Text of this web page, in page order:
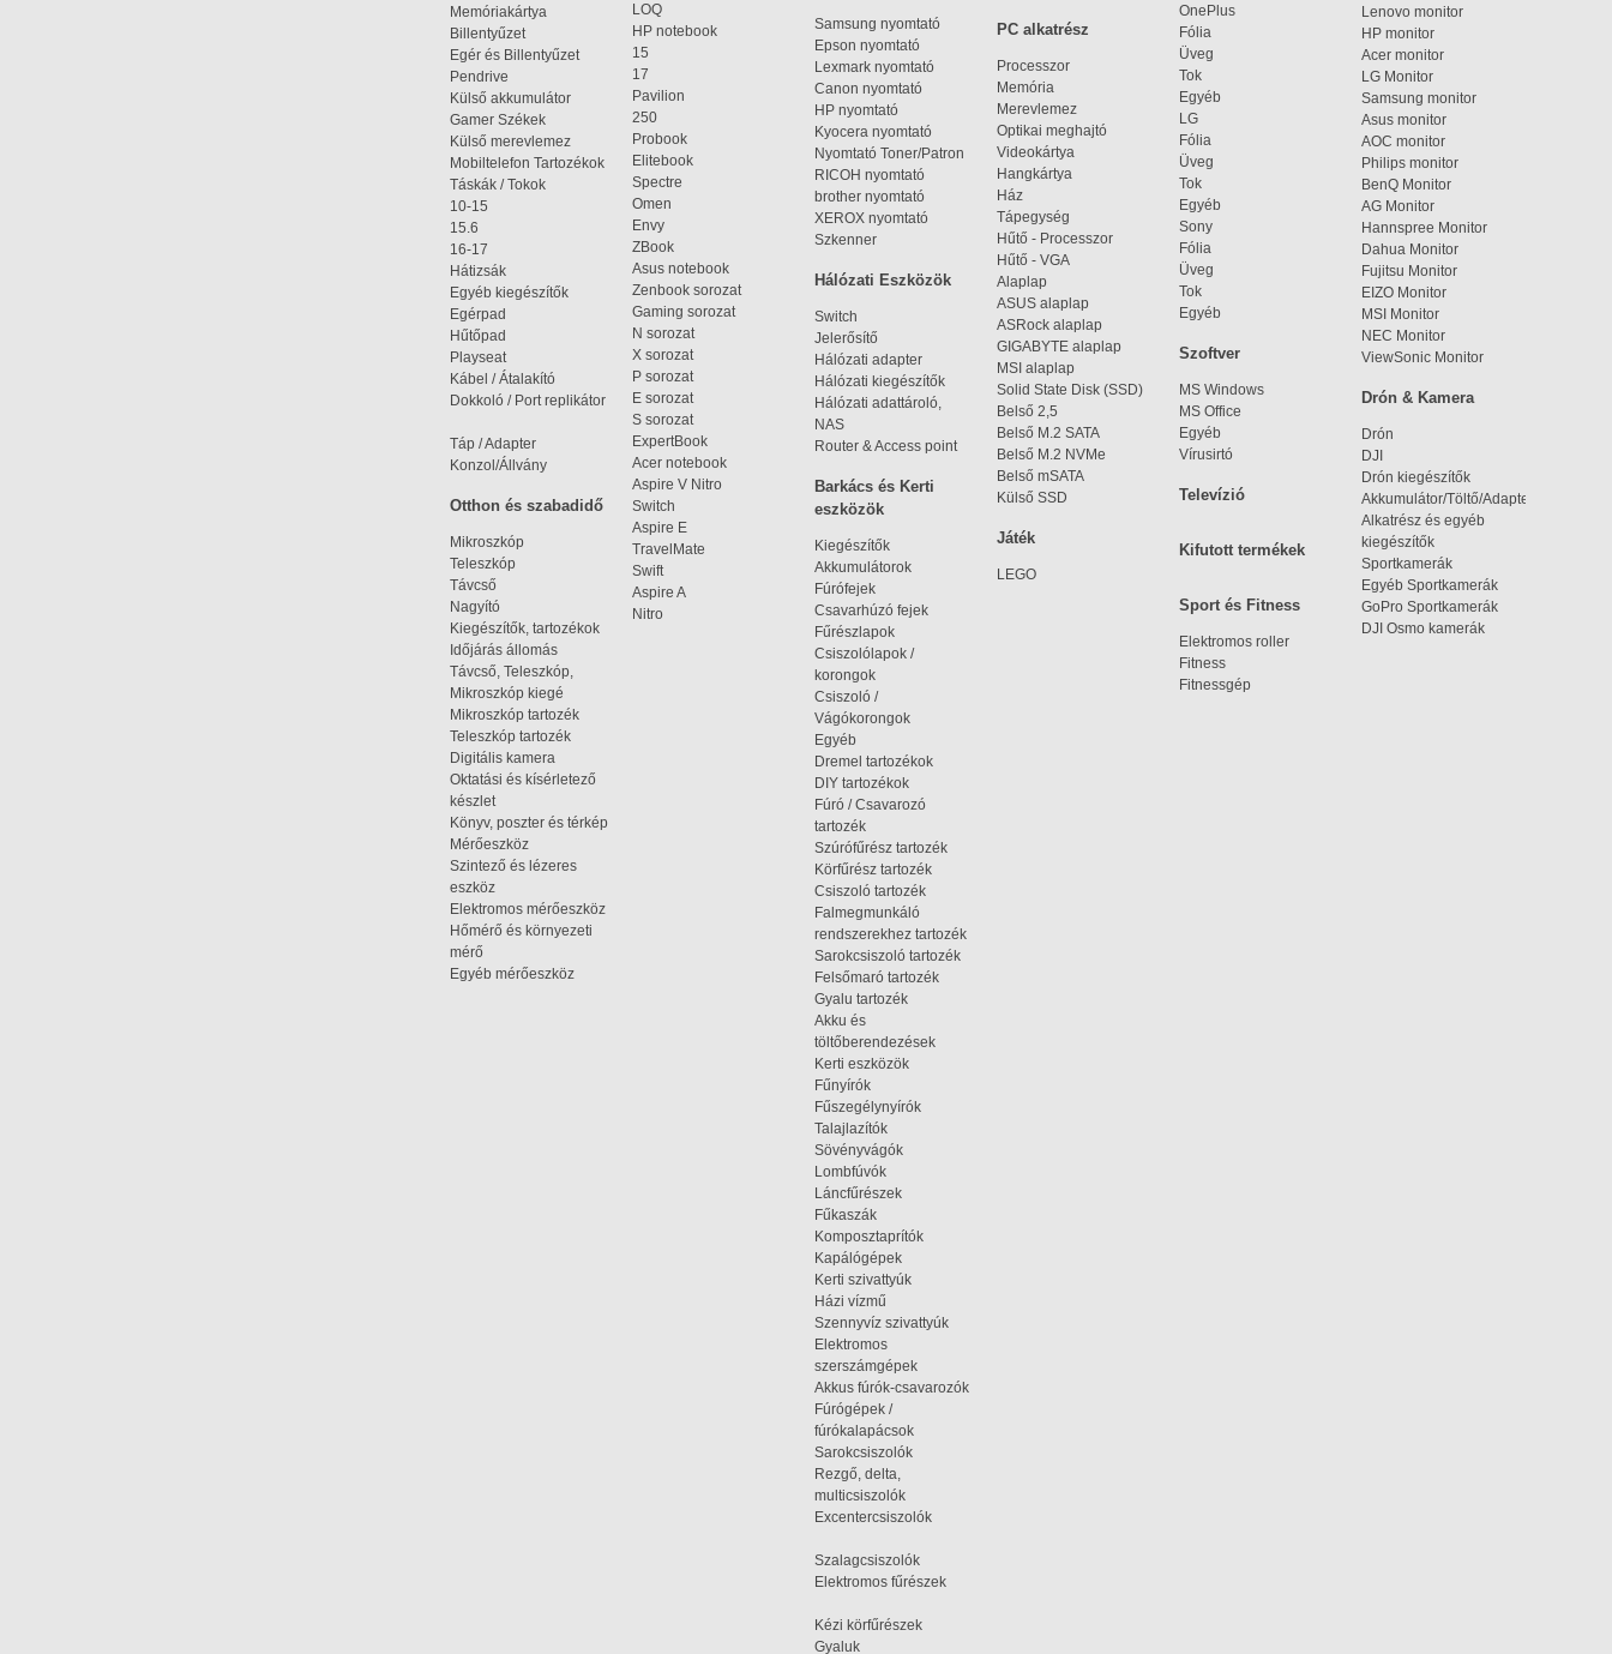
LOQ
HP notebook
15
17
Pavilion
250
Probook
Elitebook
Spectre
Omen
Envy
ZBook
Asus notebook
Zenbook sorozat
Gaming sorozat
N sorozat
X sorozat
P sorozat
E sorozat
S sorozat
ExpertBook
Acer notebook
Aspire V Nitro
Switch
Aspire E
TravelMate
Swift
Aspire A
Nitro
OnePlus
Fólia
Üveg
Tok
Egyéb
LG
Fólia
Üveg
Tok
Egyéb
Sony
Fólia
Üveg
Tok
Egyéb
Memóriakártya
Billentyűzet
Egér és Billentyűzet
Pendrive
Külső akkumulátor
Gamer Székek
Külső merevlemez
Mobiltelefon Tartozékok
Táskák / Tokok
10-15
15.6
16-17
Hátizsák
Egyéb kiegészítők
Egérpad
Hűtőpad
Playseat
Kábel / Átalakító
Dokkoló / Port replikátor
Táp / Adapter
Konzol/Állvány
Lenovo monitor
HP monitor
Acer monitor
LG Monitor
Samsung monitor
Asus monitor
AOC monitor
Philips monitor
BenQ Monitor
AG Monitor
Hannspree Monitor
Dahua Monitor
Fujitsu Monitor
EIZO Monitor
MSI Monitor
NEC Monitor
ViewSonic Monitor
Samsung nyomtató
Epson nyomtató
Lexmark nyomtató
Canon nyomtató
HP nyomtató
Kyocera nyomtató
Nyomtató Toner/Patron
RICOH nyomtató
brother nyomtató
XEROX nyomtató
Szkenner
PC alkatrész
Processzor
Memória
Merevlemez
Optikai meghajtó
Videokártya
Hangkártya
Ház
Tápegység
Hűtő - Processzor
Hűtő - VGA
Alaplap
ASUS alaplap
ASRock alaplap
GIGABYTE alaplap
MSI alaplap
Solid State Disk (SSD)
Belső 2,5
Belső M.2 SATA
Belső M.2 NVMe
Belső mSATA
Külső SSD
Hálózati Eszközök
Switch
Jelerősítő
Hálózati adapter
Hálózati kiegészítők
Hálózati adattároló,
NAS
Router & Access point
Szoftver
MS Windows
MS Office
Egyéb
Vírusirtó
Drón & Kamera
Drón
DJI
Drón kiegészítők
Akkumulátor/Töltő/Adapter
Alkatrész és egyéb
kiegészítők
Sportkamerák
Egyéb Sportkamerák
GoPro Sportkamerák
DJI Osmo kamerák
Barkács és Kerti
eszközök
Kiegészítők
Akkumulátorok
Fúrófejek
Csavarhúzó fejek
Fűrészlapok
Csiszolólapok /
korongok
Csiszoló /
Vágókorongok
Egyéb
Dremel tartozékok
DIY tartozékok
Fúró / Csavarozó
tartozék
Szúrófűrész tartozék
Körfűrész tartozék
Csiszoló tartozék
Falmegmunkáló
rendszerekhez tartozék
Sarokcsiszoló tartozék
Felsőmaró tartozék
Gyalu tartozék
Akku és
töltőberendezések
Kerti eszközök
Fűnyírók
Fűszegélynyírók
Talajlazítók
Sövényvágók
Lombfúvók
Láncfűrészek
Fűkaszák
Komposztaprítók
Kapálógépek
Kerti szivattyúk
Házi vízmű
Szennyvíz szivattyúk
Elektromos
szerszámgépek
Akkus fúrók-csavarozók
Fúrógépek /
fúrókalapácsok
Sarokcsiszolók
Rezgő, delta,
multicsiszolók
Excentercsiszolók
Szalagcsiszolók
Elektromos fűrészek
Kézi körfűrészek
Gyaluk
Televízió
Otthon és szabadidő
Mikroszkóp
Teleszkóp
Távcső
Nagyító
Kiegészítők, tartozékok
Időjárás állomás
Távcső, Teleszkóp,
Mikroszkóp kiegé
Mikroszkóp tartozék
Teleszkóp tartozék
Digitális kamera
Oktatási és kísérletező
készlet
Könyv, poszter és térkép
Mérőeszköz
Szintező és lézeres
eszköz
Elektromos mérőeszköz
Hőmérő és környezeti
mérő
Egyéb mérőeszköz
Játék
LEGO
Kifutott termékek
Sport és Fitness
Elektromos roller
Fitness
Fitnessgép